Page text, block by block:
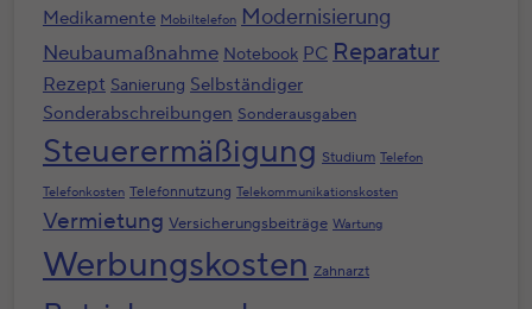
Medikamente Mobiltelefon Modernisierung
Neubaumaßnahme Notebook PC Reparatur
Rezept Sanierung Selbständiger
Sonderabschreibungen Sonderausgaben
Steuerermäßigung Studium Telefon
Telefonkosten Telefonnutzung Telekommunikationskosten
Vermietung Versicherungsbeiträge Wartung
Werbungskosten Zahnarzt